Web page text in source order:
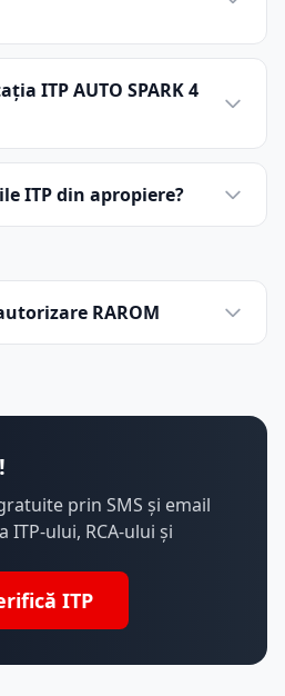
ITP AUTO SPARK 4
ITP din apropiere?
RAROM
prin SMS și email
ului, RCA-ului și
ITP